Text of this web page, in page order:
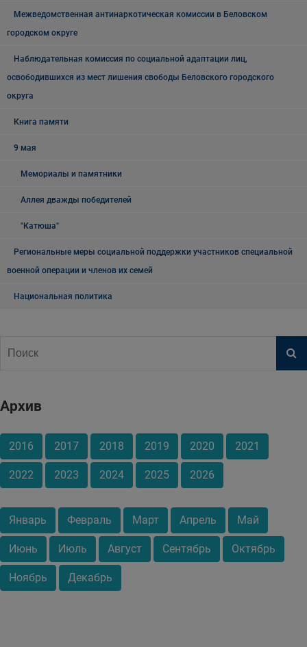
Межведомственная антинаркотическая комиссии в Беловском
городском округе
Наблюдательная комиссия по социальной адаптации лиц,
освободившихся из мест лишения свободы Беловского городского
округа
Книга памяти
9 мая
Мемориалы и памятники
Аллея дважды победителей
"Катюша"
Региональные меры социальной поддержки участников специальной
военной операции и членов их семей
Национальная политика
Архив
2016 2017 2018 2019 2020 2021
2022 2023 2024 2025 2026
Январь Февраль Март Апрель Май
Июнь Июль Август Сентябрь Октябрь
Ноябрь Декабрь